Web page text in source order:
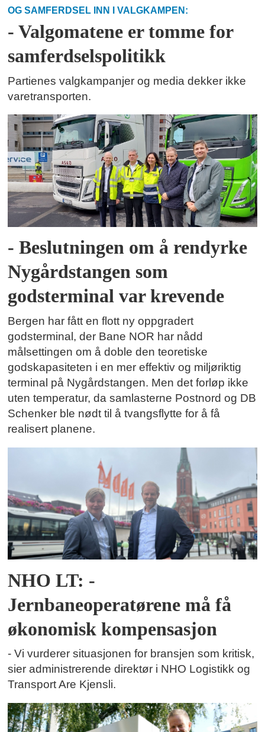
OG SAMFERDSEL INN I VALGKAMPEN:
- Valgomatene er tomme for
samferdselspolitikk
Partienes valgkampanjer og media dekker ikke
varetransporten.
- Beslutningen om å rendyrke
Nygårdstangen som
godsterminal var krevende
Bergen har fått en flott ny oppgradert
godsterminal, der Bane NOR har nådd
målsettingen om å doble den teoretiske
godskapasiteten i en mer effektiv og miljøriktig
terminal på Nygårdstangen. Men det forløp ikke
uten temperatur, da samlasterne Postnord og DB
Schenker ble nødt til å tvangsflytte for å få
realisert planene.
NHO LT: -
Jernbaneoperatørene må få
økonomisk kompensasjon
- Vi vurderer situasjonen for bransjen som kritisk,
sier administrerende direktør i NHO Logistikk og
Transport Are Kjensli.